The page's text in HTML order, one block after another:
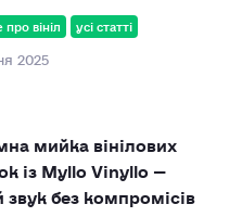
вініл усі статті
2025
мийка вінілових
із Myllo Vinyllo —
звук без компромісів